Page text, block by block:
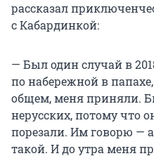
рассказал
с Кабардинкой:
— Был один случай в
по набережной в
общем, меня приняли.
нерусских, потому что
порезали. Им говорю —
такой. И до утра меня